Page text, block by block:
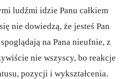
ludźmi idzie Panu całkiem
nie dowiedzą, że jesteś Pan
na Pana nieufnie, z
nie wszyscy, bo reakcje
pozycji i wykształcenia.